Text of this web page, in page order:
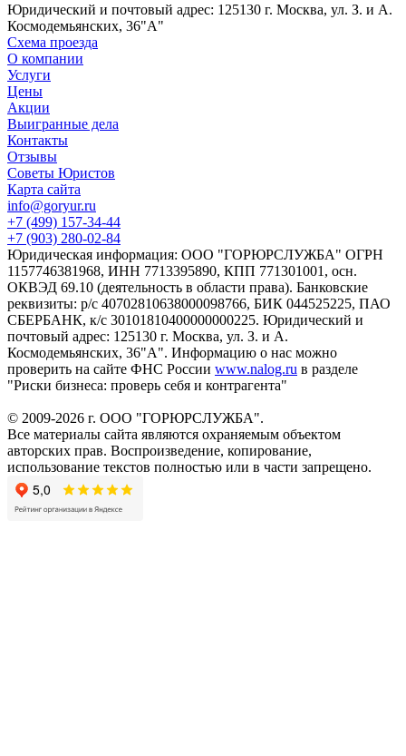
Юридический и почтовый адрес: 125130 г. Москва, ул. З. и А.
Космодемьянских, 36"А"
Схема проезда
О компании
Услуги
Цены
Акции
Выигранные дела
Контакты
Отзывы
Советы Юристов
Карта сайта
info@goryur.ru
+7 (499) 157-34-44
+7 (903) 280-02-84
Юридическая информация: ООО "ГОРЮРСЛУЖБА" ОГРН
1157746381968, ИНН 7713395890, КПП 771301001, осн.
ОКВЭД 69.10 (деятельность в области права). Банковские
реквизиты: р/с 40702810638000098766, БИК 044525225, ПАО
СБЕРБАНК, к/с 30101810400000000225. Юридический и
почтовый адрес: 125130 г. Москва, ул. З. и А.
Космодемьянских, 36"А". Информацию о нас можно
проверить на сайте ФНС России www.nalog.ru в разделе
"Риски бизнеса: проверь себя и контрагента"
© 2009-2026 г. ООО "ГОРЮРСЛУЖБА".
Все материалы сайта являются охраняемым объектом
авторских прав. Воспроизведение, копирование,
использование текстов полностью или в части запрещено.